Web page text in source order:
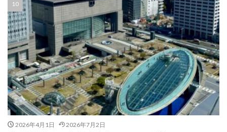
2026年4月1日 2026年7月2日